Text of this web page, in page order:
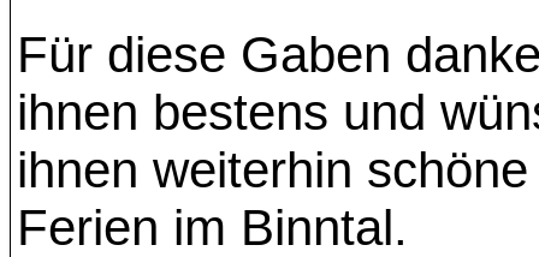
Für diese Gaben
ihnen bestens und
ihnen weiterhin schöne
Ferien im Binntal.